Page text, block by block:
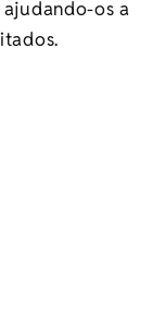
os a